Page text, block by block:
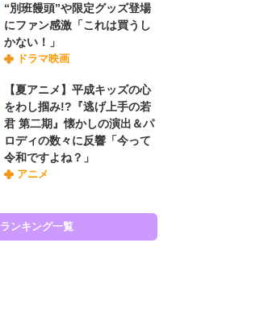
“別班饅頭”や限定グッズ登場
にファン感激「これは買うし
かない！」
ドラマ映画
【夏アニメ】平成キッズの心
をわし掴み!?『逃げ上手の若
君 第二期』懐かしの演出＆パ
ロディの数々に反響「今って
令和ですよね？」
アニメ
ランキング一覧